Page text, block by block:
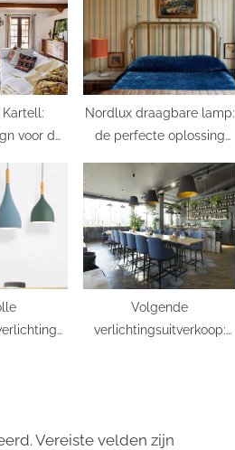
:
voor de
Nordlux draagbare lamp:
de perfecte oplossing
onderweg
Volgende
verlichtingsuitverkoop:
Vereiste velden zijn